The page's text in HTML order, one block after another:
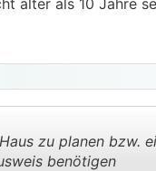
älter als 10 Jahre
zu planen bzw.
benötigen